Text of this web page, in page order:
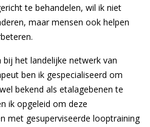
te behandelen, wil ik niet
maar mensen ook helpen
het landelijke netwerk van
ben ik gespecialiseerd om
bekend als etalagebenen te
ik opgeleid om deze
met gesuperviseerde looptraining